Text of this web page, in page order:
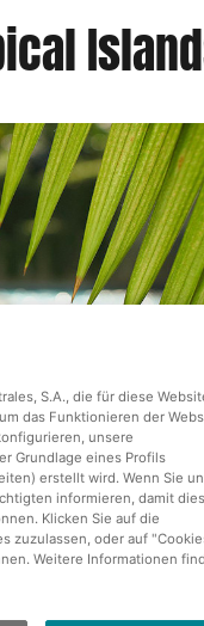
S.A., die für diese
das Funktionieren der
unsere
Grundlage eines Profils
erstellt wird. Wenn Sie
informieren, damit
Klicken Sie auf die
zuzulassen, oder auf
Weitere Informationen